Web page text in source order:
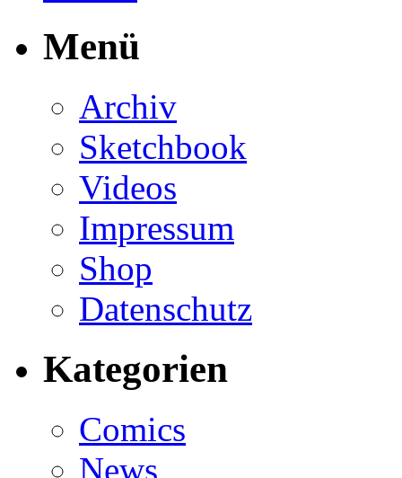
Menü
Archiv
Sketchbook
Videos
Impressum
Shop
Datenschutz
Kategorien
Comics
News